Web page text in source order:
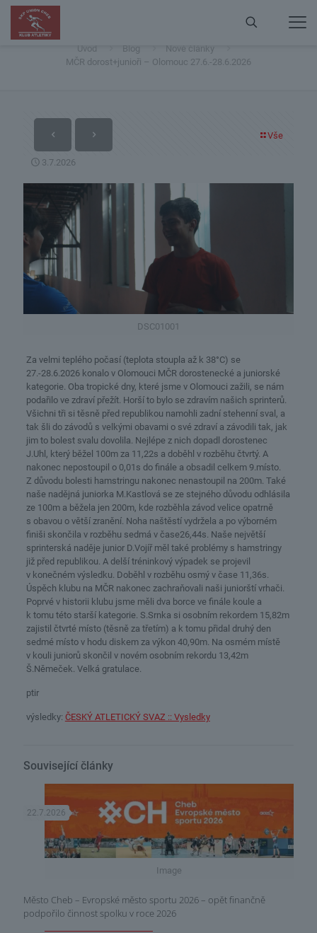
MČR dorost+junioři – Olomouc 27.6.-28.6.2026
Úvod Blog
Nové články
MČR dorost+junioři – Olomouc 27.6.-28.6.2026
Vše
3.7.2026
DSC01001
Za velmi teplého počasí (teplota stoupla až k 38°C) se
27.-28.6.2026 konalo v Olomouci MČR dorostenecké a juniorské
kategorie. Oba tropické dny, které jsme v Olomouci zažili, se nám
podařilo ve zdraví přežít. Horší to bylo se zdravím našich sprinterů.
Všichni tři si těsně před republikou namohli zadní stehenní sval, a
tak šli do závodů s velkými obavami o své zdraví a závodili tak, jak
jim to bolest svalu dovolila. Nejlépe z nich dopadl dorostenec
J.Uhl, který běžel 100m za 11,22s a doběhl v rozběhu čtvrtý. A
nakonec nepostoupil o 0,01s do finále a obsadil celkem 9.místo.
Z důvodu bolesti hamstringu nakonec nenastoupil na 200m. Také
naše nadějná juniorka M.Kastlová se ze stejného důvodu odhlásila
ze 100m a běžela jen 200m, kde rozběhla závod velice opatrně
s obavou o větší zranění. Noha naštěstí vydržela a po výborném
finiši skončila v rozběhu sedmá v čase26,44s. Naše největší
sprinterská naděje junior D.Vojíř měl také problémy s hamstringy
již před republikou. A delší tréninkový výpadek se projevil
v konečném výsledku. Doběhl v rozběhu osmý v čase 11,36s.
Úspěch klubu na MČR nakonec zachraňovali naši juniorští vrhači.
Poprvé v historii klubu jsme měli dva borce ve finále koule a
k tomu této starší kategorie. S.Srnka si osobním rekordem 15,82m
zajistil čtvrté místo (těsně za třetím) a k tomu přidal druhý den
sedmé místo v hodu diskem za výkon 40,90m. Na osmém místě
v kouli juniorů skončil v novém osobním rekordu 13,42m
Š.Němeček. Velká gratulace.
ptir
výsledky: ČESKÝ ATLETICKÝ SVAZ :: Vysledky
Související články
Image
22.7.2026
Město Cheb – Evropské město sportu 2026 – opět finančně
podpořilo činnost spolku v roce 2026